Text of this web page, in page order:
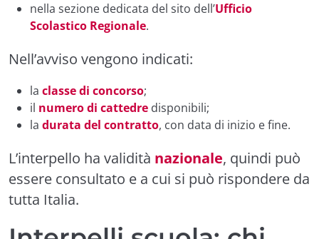
nella sezione dedicata del sito dell’Ufficio
Scolastico Regionale.
Nell’avviso vengono indicati:
la classe di concorso;
il numero di cattedre disponibili;
la durata del contratto, con data di inizio e fine.
L’interpello ha validità nazionale, quindi può
essere consultato e a cui si può rispondere da
tutta Italia.